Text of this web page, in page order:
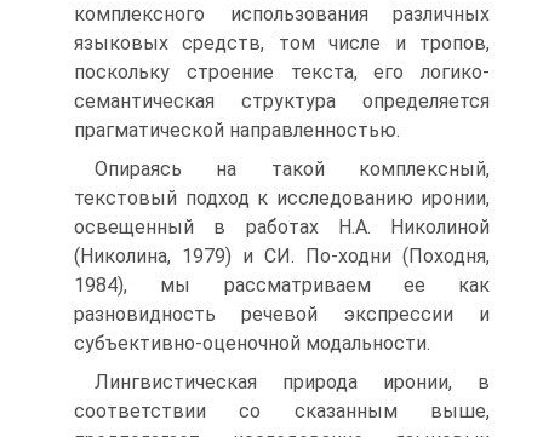
комплексного использования различных
языковых средств, том числе и тропов,
поскольку строение текста, его логико-
семантическая структура определяется
прагматической направлен­ностью.
Опираясь на такой комплексный,
текстовый подход к исследованию иронии,
освещенный в работах Н.А. Николиной
(Николина, 1979) и СИ. По-ходни (Походня,
1984), мы рассматриваем ее как
разновидность речевой экс­прессии и
субъективно-оценочной модальности.
Лингвистическая природа иронии, в
соответствии со сказанным выше,